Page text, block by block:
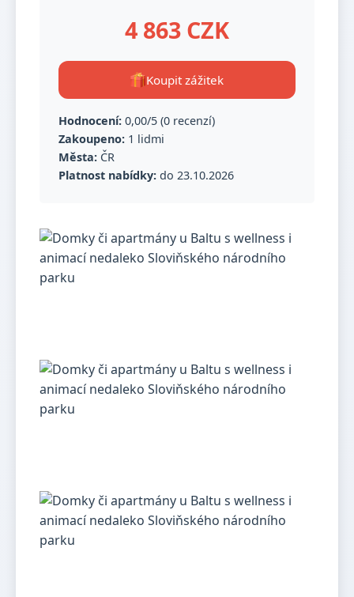
4 863 CZK
Koupit zážitek
Hodnocení: 0,00/5 (0 recenzí)
Zakoupeno: 1 lidmi
Města: ČR
Platnost nabídky: do 23.10.2026